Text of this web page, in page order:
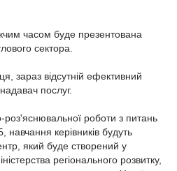
часом буде презентована
сектора.
зараз відсутній ефективний
послуг.
роботи з питань
навчання керівників будуть
який буде створений у
регіонального розвитку,